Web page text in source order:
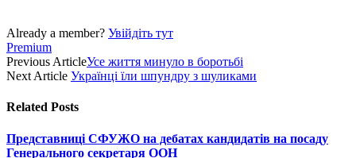
Already a member? Увійдіть тут
Premium
Previous ArticleУсе життя минуло в боротьбі
Next Article Українці їли шпундру з шуликами
Related Posts
Представниці СФУЖО на дебатах кандидатів на посаду
Генерального секретаря ООН